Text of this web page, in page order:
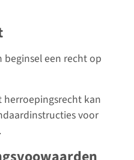
een recht op
kan
voor